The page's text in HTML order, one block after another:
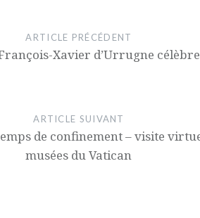
ARTICLE PRÉCÉDENT
Xavier d’Urrugne
ARTICLE SUIVANT
de confinement – visite
musées du Vatican